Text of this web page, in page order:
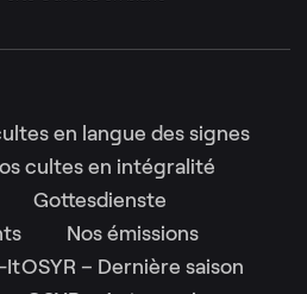
en langue des signes
cultes en intégralité
Gottesdienste
It
Nos émissions
OSYR – Dernière saison